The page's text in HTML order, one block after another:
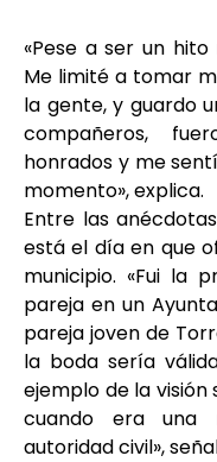
«Pese a ser un
Me limité a tomar
la gente, y guardo
compañeros,
honrados y me
momento», explica.
Entre las
está el día en que
municipio. «Fui la
pareja en un
pareja joven de
la boda sería
ejemplo de la
cuando era una
autoridad civil»,